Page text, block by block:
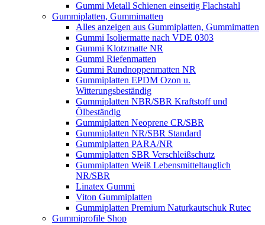
Gummi Metall Schienen einseitig Flachstahl
Gummiplatten, Gummimatten
Alles anzeigen aus Gummiplatten, Gummimatten
Gummi Isoliermatte nach VDE 0303
Gummi Klotzmatte NR
Gummi Riefenmatten
Gummi Rundnoppenmatten NR
Gummiplatten EPDM Ozon u.
Witterungsbeständig
Gummiplatten NBR/SBR Kraftstoff und
Ölbeständig
Gummiplatten Neoprene CR/SBR
Gummiplatten NR/SBR Standard
Gummiplatten PARA/NR
Gummiplatten SBR Verschleißschutz
Gummiplatten Weiß Lebensmitteltauglich
NR/SBR
Linatex Gummi
Viton Gummiplatten
Gummiplatten Premium Naturkautschuk Rutec
Gummiprofile Shop